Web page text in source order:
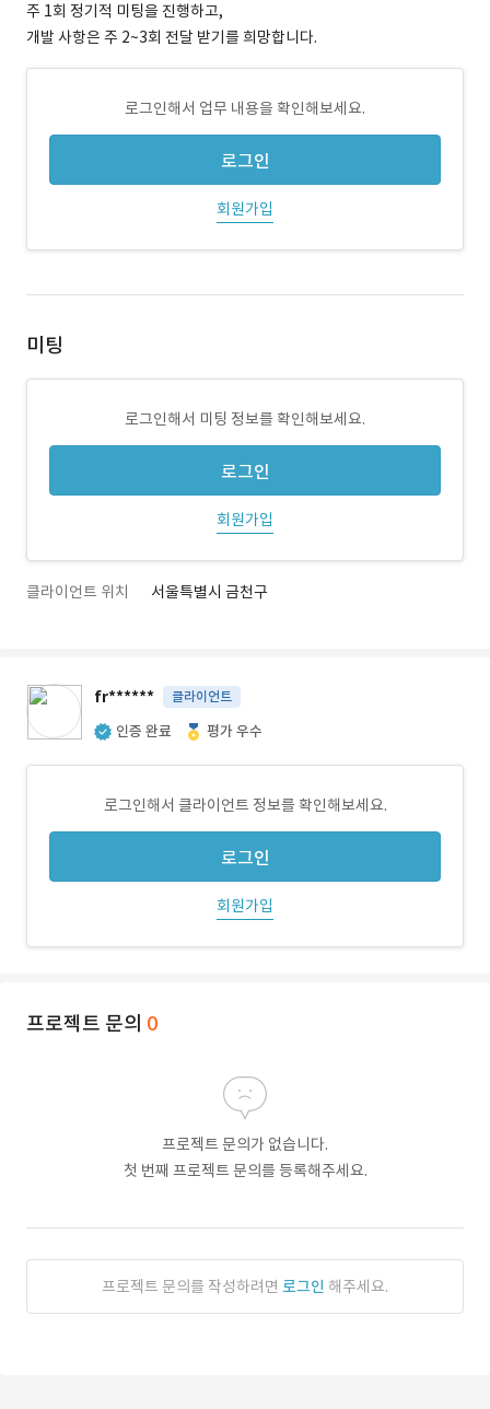
주 1회 정기적 미팅을 진행하고,
개발 사항은 주 2~3회 전달 받기를 희망합니다.
로그인해서 업무 내용을 확인해보세요.
로그인
회원가입
미팅
로그인해서 미팅 정보를 확인해보세요.
로그인
회원가입
클라이언트 위치 서울특별시 금천구
fr****** 클라이언트
인증 완료 평가 우수
로그인해서 클라이언트 정보를 확인해보세요.
로그인
회원가입
프로젝트 문의 0
프로젝트 문의가 없습니다.
첫 번째 프로젝트 문의를 등록해주세요.
프로젝트 문의를 작성하려면 로그인 해주세요.